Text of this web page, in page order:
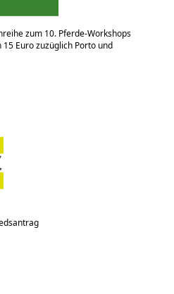
zum 10. Pferde-Workshops
Euro zuzüglich Porto und